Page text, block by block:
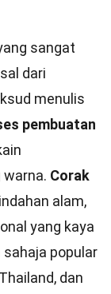
sangat
dari
menulis
pembuatan
Corak
alam,
yang kaya
sahaja popular
dan